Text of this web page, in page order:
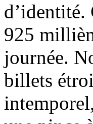
d’identité.
925
journée.
billets